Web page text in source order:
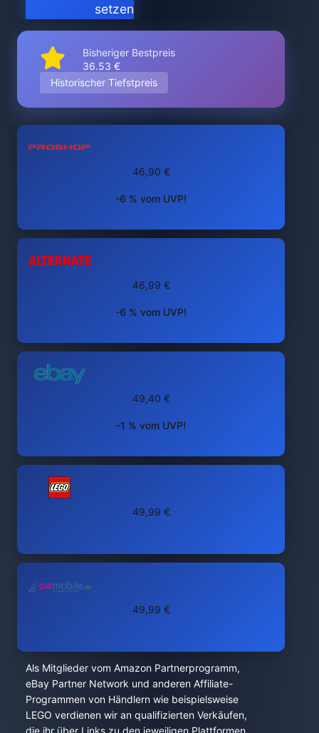
setzen
Bisheriger Bestpreis
36.53 €
Historischer Tiefstpreis
46,90 €
-6 % vom UVP!
46,99 €
-6 % vom UVP!
49,40 €
-1 % vom UVP!
49,99 €
49,99 €
Als Mitglieder vom Amazon Partnerprogramm,
eBay Partner Network und anderen Affiliate-
Programmen von Händlern wie beispielsweise
LEGO verdienen wir an qualifizierten Verkäufen,
die ihr über Links zu den jeweiligen Plattformen